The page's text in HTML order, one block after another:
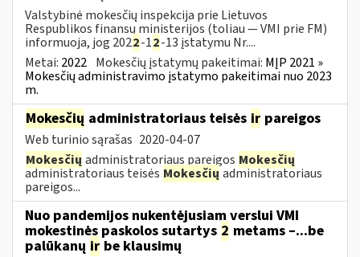
Valstybinė mokesčių inspekcija prie Lietuvos
Respublikos finansų ministerijos (toliau — VMI prie FM)
informuoja, jog 2022-12-13 įstatymu Nr....
Metai: 2022 Mokesčių įstatymų pakeitimai: MĮP 2021 »
Mokesčių administravimo įstatymo pakeitimai nuo 2023
m.
Mokesčių administratoriaus teisės ir pareigos
Web turinio sąrašas 2020-04-07
Mokesčių administratoriaus pareigos Mokesčių
administratoriaus teisės Mokesčių administratoriaus
pareigos...
Nuo pandemijos nukentėjusiam verslui VMI
mokestinės paskolos sutartys 2 metams –...be
palūkanų ir be klausimų